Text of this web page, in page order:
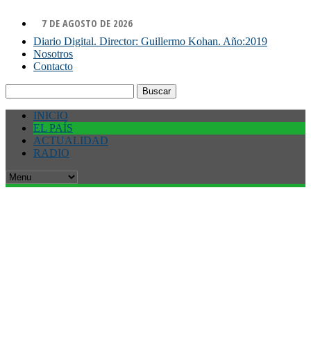
7 DE AGOSTO DE 2026
Diario Digital. Director: Guillermo Kohan. Año:2019
Nosotros
Contacto
INICIO
EL PAÍS
ACTUALIDAD
RADIO